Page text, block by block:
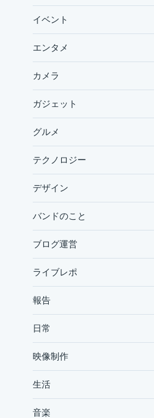
イベント
エンタメ
カメラ
ガジェット
グルメ
テクノロジー
デザイン
バンドのこと
ブログ運営
ライブレポ
報告
日常
映像制作
生活
音楽